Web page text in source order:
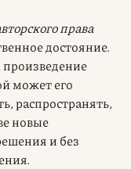
права
достояние.
может его
распространять,
новые
и без